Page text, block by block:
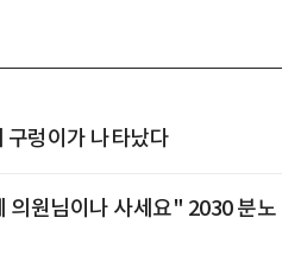
구렁이가 나타났다
의원님이나 사세요" 2030 분노